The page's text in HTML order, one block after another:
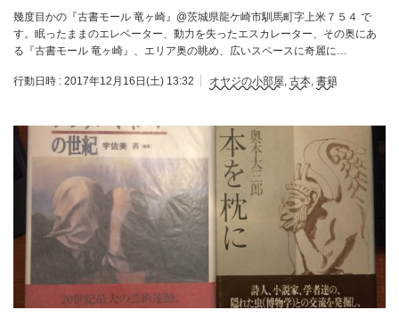
幾度目かの『古書モール 竜ヶ崎』@茨城県龍ケ崎市馴馬町字上米７５４ で
す。眠ったままのエレベーター、動力を失ったエスカレーター、その奥にあ
る『古書モール 竜ヶ崎』、エリア奥の眺め、広いスペースに奇麗に…
行動日時 : 2017年12月16日(土) 13:32 オヤジの小部屋, 古本, 書籍